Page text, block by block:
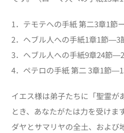
1．テモテへの手紙 第二3章1節
2．ヘブル人への手紙1章1節―3
3．ヘブル人への手紙9章24節―
4．ペテロの手紙 第二 3章1節
イエス様は弟子たちに「聖霊が
とき、あなたがたは力を受けま
ダヤとサマリヤの全土、および